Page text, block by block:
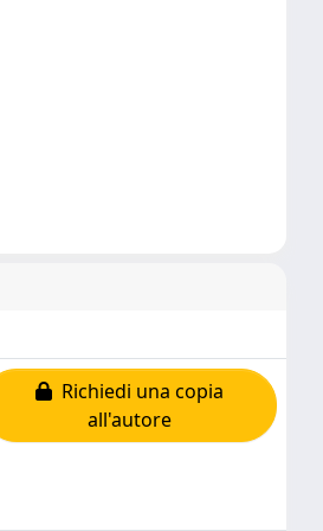
Richiedi una copia
all'autore